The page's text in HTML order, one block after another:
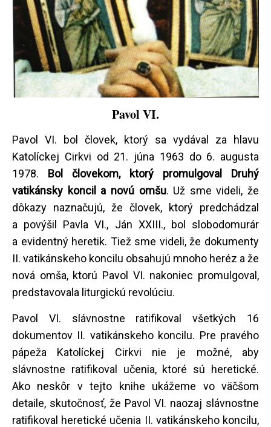
Pavol VI.
Pavol VI. bol človek, ktorý sa vydával za hlavu
Katolíckej Cirkvi od 21. júna 1963 do 6. augusta
1978. Bol človekom, ktorý promulgoval Druhý
vatikánsky koncil a novú omšu. Už sme videli, že
dôkazy naznačujú, že človek, ktorý predchádzal
a povýšil Pavla VI., Ján XXIII., bol slobodomurár
a evidentný heretik. Tiež sme videli, že dokumenty
II. vatikánskeho koncilu obsahujú mnoho heréz a že
nová omša, ktorú Pavol VI. nakoniec promulgoval,
predstavovala liturgickú revolúciu.
Pavol VI. slávnostne ratifikoval všetkých 16
dokumentov II. vatikánskeho koncilu. Pre pravého
pápeža Katolíckej Cirkvi nie je možné, aby
slávnostne ratifikoval učenia, ktoré sú heretické.
Ako neskôr v tejto knihe ukážeme vo väčšom
detaile, skutočnosť, že Pavol VI. naozaj slávnostne
ratifikoval heretické učenia II. vatikánskeho koncilu,